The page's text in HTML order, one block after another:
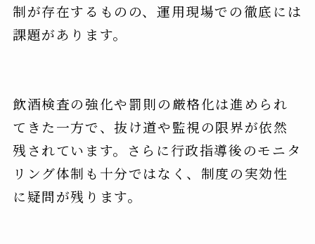
制が存在するものの、運用現場での徹底には
課題があります。
飲酒検査の強化や罰則の厳格化は進められ
てきた一方で、抜け道や監視の限界が依然
残されています。さらに行政指導後のモニタ
リング体制も十分ではなく、制度の実効性
に疑問が残ります。